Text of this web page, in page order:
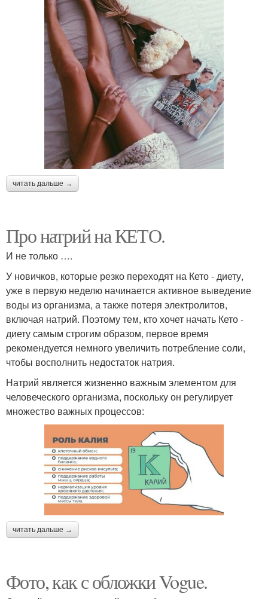
читать дальше →
Про натрий на КЕТО.
И не только ….
У новичков, которые резко переходят на Кето - диету,
уже в первую неделю начинается активное выведение
воды из организма, а также потеря электролитов,
включая натрий. Поэтому тем, кто хочет начать Кето -
диету самым строгим образом, первое время
рекомендуется немного увеличить потребление соли,
чтобы восполнить недостаток натрия.
Натрий является жизненно важным элементом для
человеческого организма, поскольку он регулирует
множество важных процессов:
читать дальше →
Фото, как с обложки Vogue.